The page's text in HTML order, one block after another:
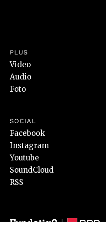
PLUS
Video
Audio
Foto
SOCIAL
Facebook
Instagram
Youtube
SoundCloud
RSS